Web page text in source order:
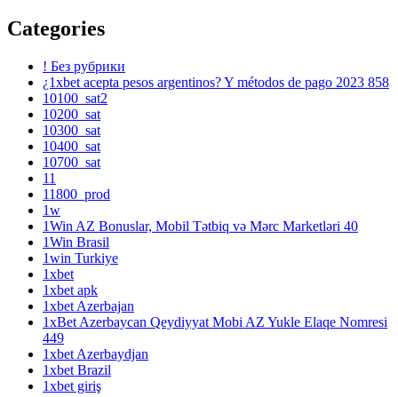
Categories
! Без рубрики
¿1xbet acepta pesos argentinos? Y métodos de pago 2023 858
10100_sat2
10200_sat
10300_sat
10400_sat
10700_sat
11
11800_prod
1w
1Win AZ Bonuslar, Mobil Tətbiq və Mərc Marketləri 40
1Win Brasil
1win Turkiye
1xbet
1xbet apk
1xbet Azerbajan
1xBet Azerbaycan Qeydiyyat Mobi AZ Yukle Elaqe Nomresi
449
1xbet Azerbaydjan
1xbet Brazil
1xbet giriş